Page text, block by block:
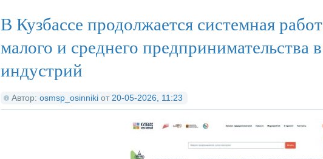
В Кузбассе продолжается системная
малого и среднего предпринимательства
индустрий
Автор: osmsp_osinniki от 20-05-2026, 11:23